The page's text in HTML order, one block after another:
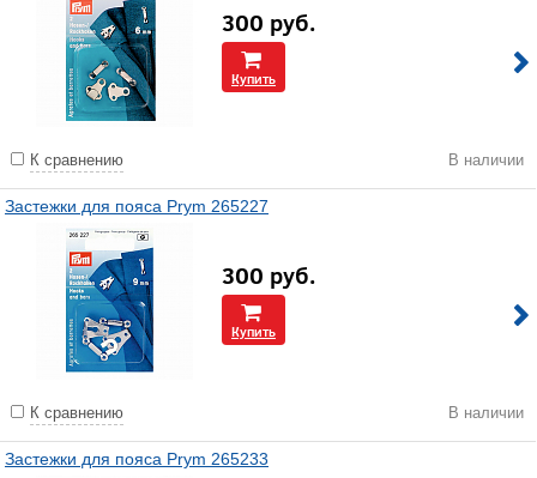
300 руб.
Купить
К сравнению В наличии
Застежки для пояса Prym 265227
300 руб.
Купить
К сравнению В наличии
Застежки для пояса Prym 265233